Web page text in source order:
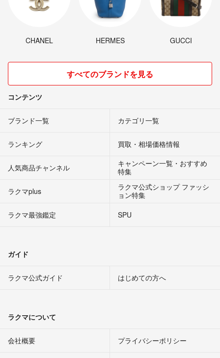
CHANEL HERMES GUCCI
すべてのブランドを見る
コンテンツ
ブランド一覧 カテゴリ一覧
ランキング 買取・相場価格情報
人気商品チャンネル
キャンペーン一覧・おすすめ
特集
ラクマplus
ラクマ公式ショップ ファッシ
ョン特集
ラクマ最強鑑定
SPU
ガイド
ラクマ公式ガイド はじめての方へ
ラクマについて
会社概要 プライバシーポリシー